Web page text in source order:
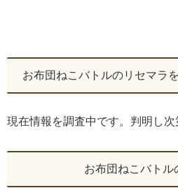
お布団ねこバトルのリセマラ
現在情報を調査中です。判明し次
お布団ねこバトル